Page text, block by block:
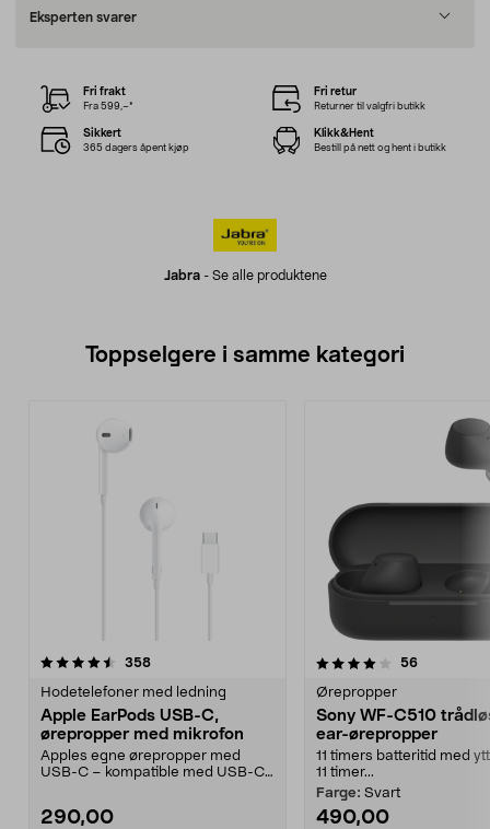
Eksperten svarer
Jabra- Se alle produktene
Fri frakt
Fra 599,–*
Fri retur
Returner til valgfri butikk
Sikkert
365 dagers åpent kjøp
Klikk&Hent
Bestill på nett og hent i butikk
Toppselgere i samme kategori
358anmeldelser
Hodetelefoner med ledning
Apple EarPods USB-C,
ørepropper med mikrofon
Apples egne ørepropper med
USB-C – kompatible med USB-C-
290,00
4.0 av 5 stjerner 56
Ørepropper
Sony WF-C510
ear-ørepropper
11 timers batteritid med
11 timer...
Farge: Svart
490,00
4.5 av 5 stjerner